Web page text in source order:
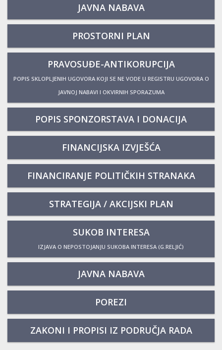
JAVNA NABAVA
PROSTORNI PLAN
PRAVOSUĐE-ANTIKORUPCIJA
POPIS SKLOPLJENIH UGOVORA KOJI SE NE VODE U REGISTRU UGOVORA O
JAVNOJ NABAVI I OKVIRNIH SPORAZUMA
POPIS SPONZORSTAVA I DONACIJA
FINANCIJSKA IZVJEŠĆA
FINANCIRANJE POLITIČKIH STRANAKA
STRATEGIJA / AKCIJSKI PLAN
SUKOB INTERESA
IZJAVA O NEPOSTOJANJU SUKOBA INTERESA (G.RELJIĆ)
JAVNA NABAVA
POREZI
ZAKONI I PROPISI IZ PODRUČJA RADA